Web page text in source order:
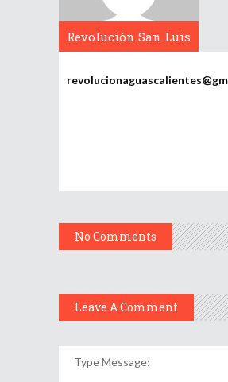
Revolución San Luis
No Comments
Leave A Comment